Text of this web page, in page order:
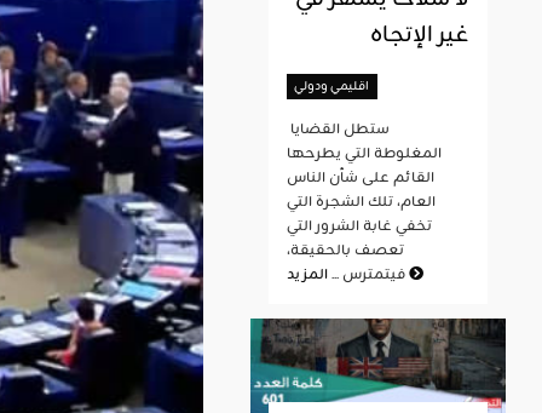
غير الإتجاه
اقليمي ودولي
المغلوطة التي يطرحها
القائم على شأن الناس
العام، تلك الشجرة التي
تخفي غابة الشرور التي
تعصف بالحقيقة،
فيتمترس ...المزيد